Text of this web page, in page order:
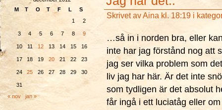
M
T O T F L
S
1
2
3 4 5 6 7 8 9
10 11 12 13 14 15 16
17 18 19 20 21 22 23
24 25 26 27 28 29 30
31
« nov
jan »
Skrivet avAina kl. 18:19 i
…så in i norden bra, eller
inte har jag förstånd nog att
jag ser vilka problem som
liv jag har här. Är det inte
som tydligen är det absolut
får ingå i ett luciatåg eller